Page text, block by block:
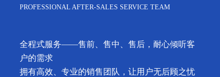
PROFESSIONAL AFTER-SALES SERVICE TEAM
全程式服务——售前、售中、售后，耐心倾听客
户的需求
拥有高效、专业的销售团队，让用户无后顾之忧